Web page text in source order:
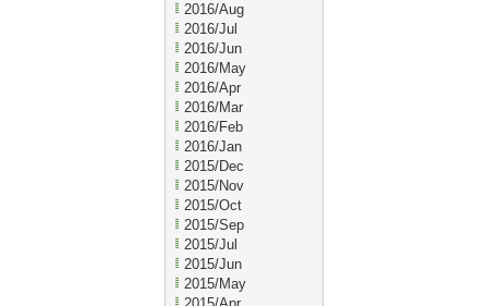
2016/Aug
2016/Jul
2016/Jun
2016/May
2016/Apr
2016/Mar
2016/Feb
2016/Jan
2015/Dec
2015/Nov
2015/Oct
2015/Sep
2015/Jul
2015/Jun
2015/May